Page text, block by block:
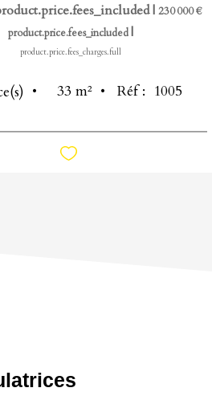
| 230 000 €
product.price.fees_included|
product.price.fees_charges.full
33 m² Réf : 1005